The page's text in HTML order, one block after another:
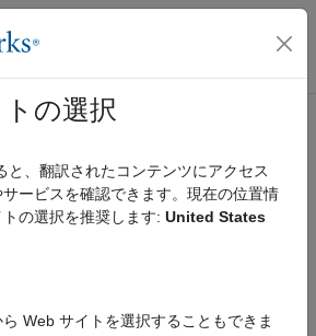
ス ナビゲーション メ
ム
point from the model slice
の選択
と、翻訳されたコンテンツにアクセス
ービスを確認できます。現在の位置情
の選択を推奨します: United States
Web サイトを選択することもできま